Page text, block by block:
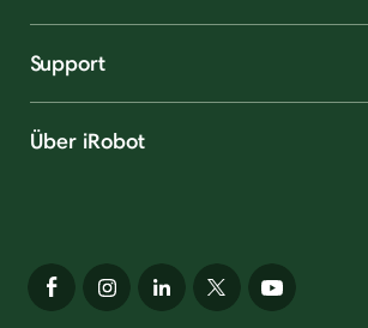
Support
Über iRobot